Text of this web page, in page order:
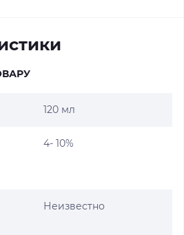
120 мл
4- 10%
Неизвестно